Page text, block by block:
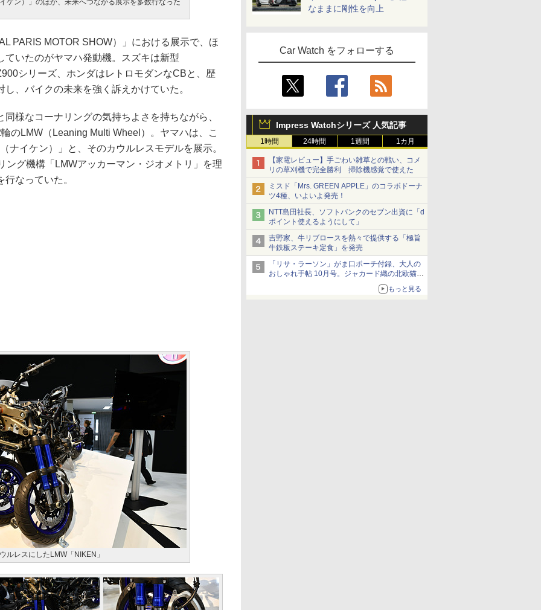
なままに剛性を向上
Car Watch をフォローする
Impress Watchシリーズ 人気記事
1時間 24時間 1週間 1カ月
【家電レビュー】手ごわい雑草との戦い、コメ
リの草刈機で完全勝利 掃除機感覚で使えた
ミスド「Mrs. GREEN APPLE」のコラボドーナ
ツ4種、いよいよ発売！
NTT島田社長、ソフトバンクのセブン出資に「d
ポイント使えるようにして」
吉野家、牛リブロースを熱々で提供する「極旨
牛鉄板ステーキ定食」を発売
「リサ・ラーソン」がま口ポーチ付録、大人の
おしゃれ手帖 10月号。ジャカード織の北欧猫デ
もっと見る
ケン）」のほか、未来へつながる展示を多数行なった
PARIS MOTOR SHOW）」における展示で、ほ
ていたのがヤマハ発動機。スズキは新型
シリーズ、ホンダはレトロモダンなCBと、歴
、バイクの未来を強く訴えかけていた。
様なコーナリングの気持ちよさを持ちながら、
のLMW（Leaning Multi Wheel）。ヤマハは、こ
ナイケン）」と、そのカウルレスモデルを展示。
ング機構「LMWアッカーマン・ジオメトリ」を理
なっていた。
ルレスにしたLMW「NIKEN」